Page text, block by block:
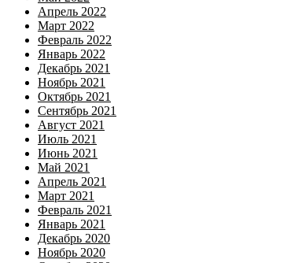
Апрель 2022
Март 2022
Февраль 2022
Январь 2022
Декабрь 2021
Ноябрь 2021
Октябрь 2021
Сентябрь 2021
Август 2021
Июль 2021
Июнь 2021
Май 2021
Апрель 2021
Март 2021
Февраль 2021
Январь 2021
Декабрь 2020
Ноябрь 2020